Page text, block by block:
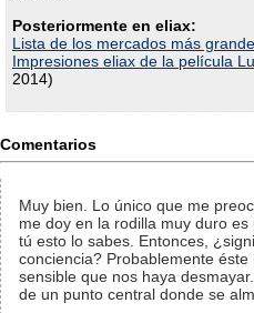
Posteriormente en eliax:
Lista de los mercados más
Impresiones eliax de la película
2014)
Comentarios
Muy bien. Lo único que me
me doy en la rodilla muy duro
tú esto lo sabes. Entonces,
conciencia? Probablemente
sensible que nos haya
de un punto central donde se